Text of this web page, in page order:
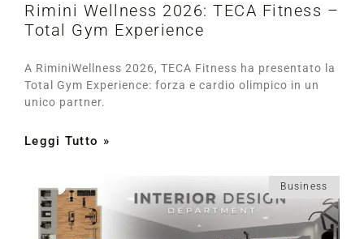
Rimini Wellness 2026: TECA Fitness –
Total Gym Experience
A RiminiWellness 2026, TECA Fitness ha presentato la
Total Gym Experience: forza e cardio olimpico in un
unico partner.
Leggi Tutto »
Business